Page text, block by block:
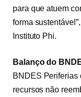
para que atuem
forma
Instituto Phi.
Balanço do
BNDES
recursos não